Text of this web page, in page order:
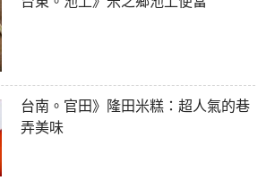
台南。官田》隆田米糕：超人氣的巷
弄美味